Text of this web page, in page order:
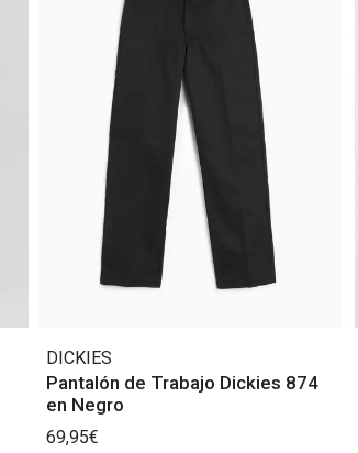
DICKIES
Pantalón de Trabajo Dickies 874
en Negro
69,95€